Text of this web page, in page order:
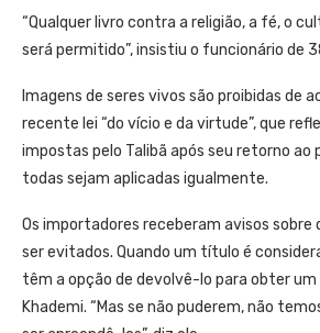
“Qualquer livro contra a religião, a fé, o
será permitido”, insistiu o funcionário de
Imagens de seres vivos são proibidas de
recente lei “do vício e da virtude”, que
impostas pelo Talibã após seu retorno ao
todas sejam aplicadas igualmente.
Os importadores receberam avisos sobre
ser evitados. Quando um título é
têm a opção de devolvê-lo para obter
Khademi. “Mas se não puderem, não